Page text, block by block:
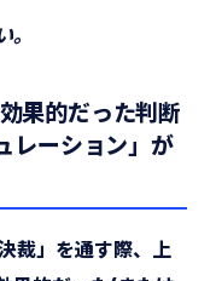
果的だった判断
レーション」が
裁」を通す際、上